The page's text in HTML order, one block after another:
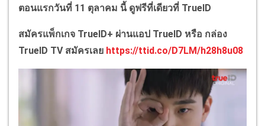
ตอนแรกวันที่ 11 ตุลาคม นี้ ดูฟรีที่เดียวที่ TrueID
สมัครแพ็กเกจ TrueID+ ผ่านแอป TrueID หรือ กล่อง
TrueID TV สมัครเลย https://ttid.co/D7LM/h28h8u08